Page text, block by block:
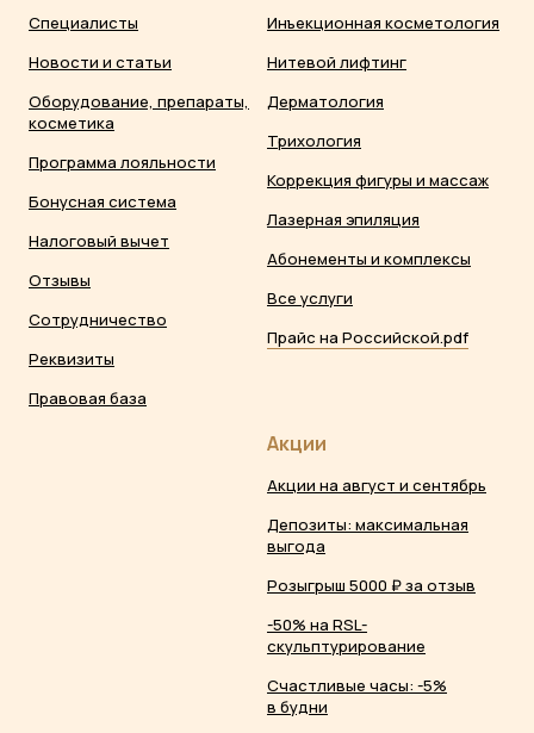
Специалисты
Новости и статьи
Оборудование, препараты,
косметика
Программа лояльности
Бонусная система
Налоговый вычет
Отзывы
Сотрудничество
Реквизиты
Правовая база
Инъекционная косметология
Нитевой лифтинг
Дерматология
Трихология
Коррекция фигуры и массаж
Лазерная эпиляция
Абонементы и комплексы
Все услуги
Прайс на Российской.pdf
Акции
Акции на август и сентябрь
Депозиты: максимальная
выгода
Розыгрыш 5000 ₽ за отзыв
-50% на RSL-
скульптурирование
Счастливые часы: -5%
в будни